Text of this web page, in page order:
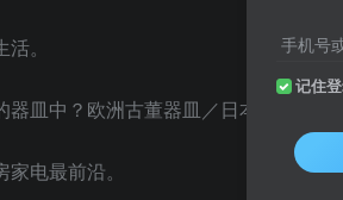
。
皿中？欧洲古董器皿／日本作家设
电最前沿。
手机号
记住